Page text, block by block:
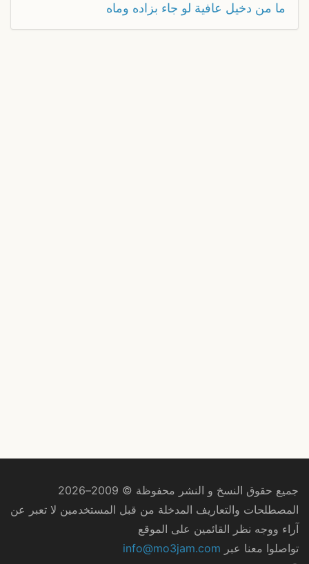
ما من دخيل عافية لو جاء بزاده وماه
جميع حقوق النسخ و النشر محفوظة © 2009–2026
المصطلحات والتعاريف المدخلة من قبل المستخدمين لا تعبر عن
آراء ووجه نظر القائمين على الموقع
تواصلوا معنا عبر info@mo3jam.com